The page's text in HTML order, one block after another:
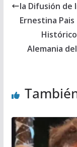
la Difusión de
Ernestina Pais
Alemania